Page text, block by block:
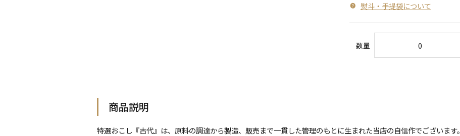
熨斗・手提袋について
数量
商品説明
特選おこし『古代』は、原料の調達から製造、販売まで一貫した管理のもとに生まれた当店の自信作でございます。